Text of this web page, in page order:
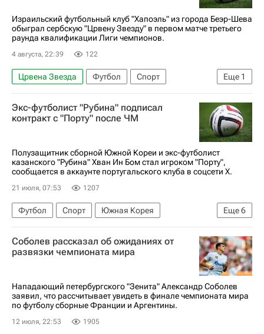
Израильский футбольный клуб "Хапоэль" из города Беэр-Шева
обыграл сербскую "Црвену Звезду" в первом матче третьего
раунда квалификации Лиги чемпионов.
4 августа, 22:39 122
Еще 1
Црвена Звезда Футбол
Спорт
Хапоэль (Беэр-Шева)
Экс-футболист "Рубина" подписал
контракт с "Порту" после ЧМ
Полузащитник сборной Южной Кореи и экс-футболист
казанского "Рубина" Хван Ин Бом стал игроком "Порту",
сообщается в аккаунте португальского клуба в соцсети Х.
21 июля, 07:53 1207
Еще6
Футбол Спорт
Южная Корея
Хван Ин Бом
Рубин Фейенорд
Порту
Major League Soccer 2025
РПЛ 2026-2027 (Чемпионат России по футболу)
Соболев рассказал об ожиданиях от
развязки чемпионата мира
Нападающий петербургского "Зенита" Александр Соболев
заявил, что рассчитывает увидеть в финале чемпионата мира
по футболу сборные Франции и Аргентины.
12 июля, 22:53 1905